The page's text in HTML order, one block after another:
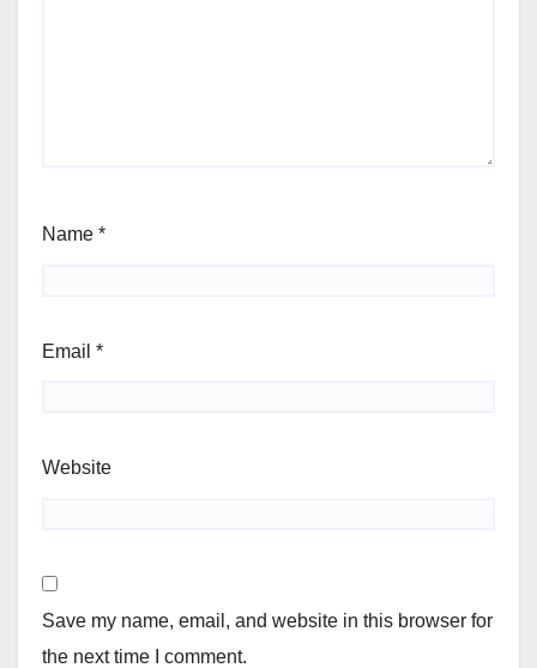
Name *
Email *
Website
Save my name, email, and website in this browser for
the next time I comment.